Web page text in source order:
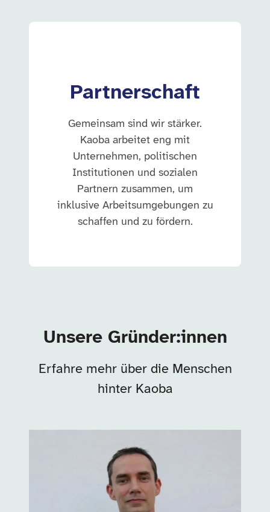
Partnerschaft
Gemeinsam sind wir stärker.
Kaoba arbeitet eng mit
Unternehmen, politischen
Institutionen und sozialen
Partnern zusammen, um
inklusive Arbeitsumgebungen zu
schaffen und zu fördern.
Unsere Gründer:innen
Erfahre mehr über die Menschen
hinter Kaoba
Unsere Gründer:innen